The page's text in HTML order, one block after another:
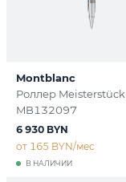
Montblanc
Роллер Meisterstück
MB132097
В НАЛИЧИИ
6 930 BYN
от 165 BYN/мес